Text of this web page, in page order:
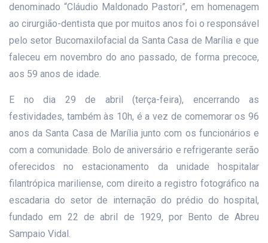
denominado “Cláudio Maldonado Pastori”, em homenagem
ao cirurgião-dentista que por muitos anos foi o responsável
pelo setor Bucomaxilofacial da Santa Casa de Marília e que
faleceu em novembro do ano passado, de forma precoce,
aos 59 anos de idade.
E no dia 29 de abril (terça-feira), encerrando as
festividades, também às 10h, é a vez de comemorar os 96
anos da Santa Casa de Marília junto com os funcionários e
com a comunidade. Bolo de aniversário e refrigerante serão
oferecidos no estacionamento da unidade hospitalar
filantrópica mariliense, com direito a registro fotográfico na
escadaria do setor de internação do prédio do hospital,
fundado em 22 de abril de 1929, por Bento de Abreu
Sampaio Vidal.